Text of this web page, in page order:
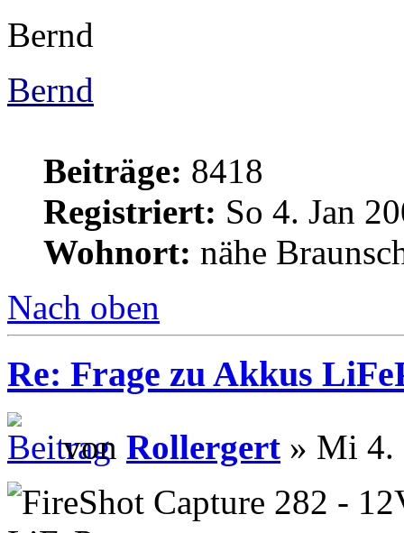
Bernd
Bernd
Beiträge: 8418
Registriert: So 4. Jan
Wohnort: nähe
Nach oben
Re: Frage zu Akkus
von Rollergert » Mi 4.